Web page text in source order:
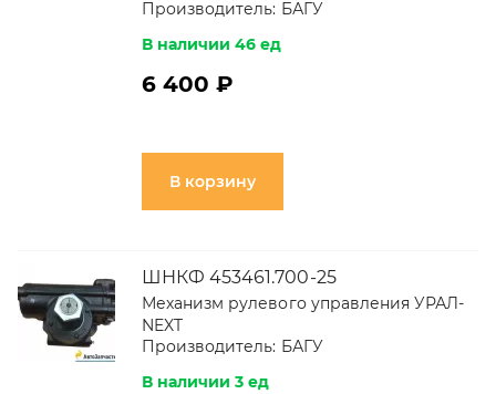
Производитель: БАГУ
В наличии 46 ед
6 400 ₽
В корзину
ШНКФ 453461.700-25
Механизм рулевого управления УРАЛ-
NEXT
Производитель: БАГУ
В наличии 3 ед